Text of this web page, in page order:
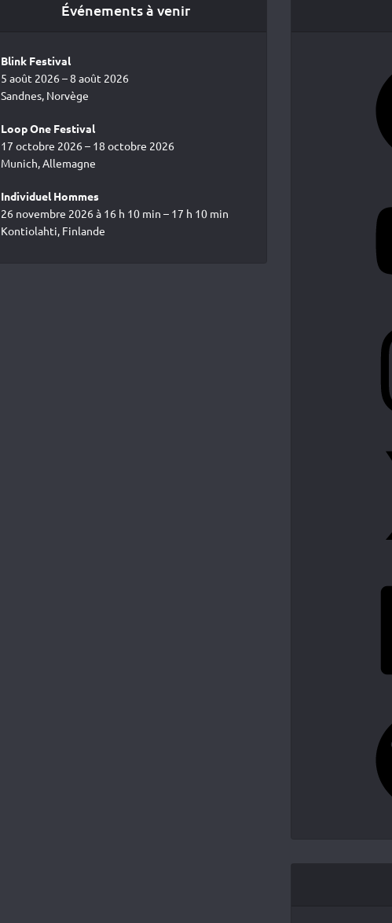
Événements à venir
Blink Festival
5 août 2026 – 8 août 2026
Sandnes, Norvège
Loop One Festival
17 octobre 2026 – 18 octobre 2026
Munich, Allemagne
Individuel Hommes
26 novembre 2026 à 16 h 10 min – 17 h 10 min
Kontiolahti, Finlande